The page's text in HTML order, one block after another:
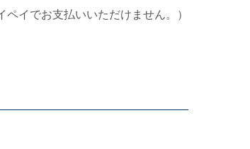
イでお支払いいただけません。）